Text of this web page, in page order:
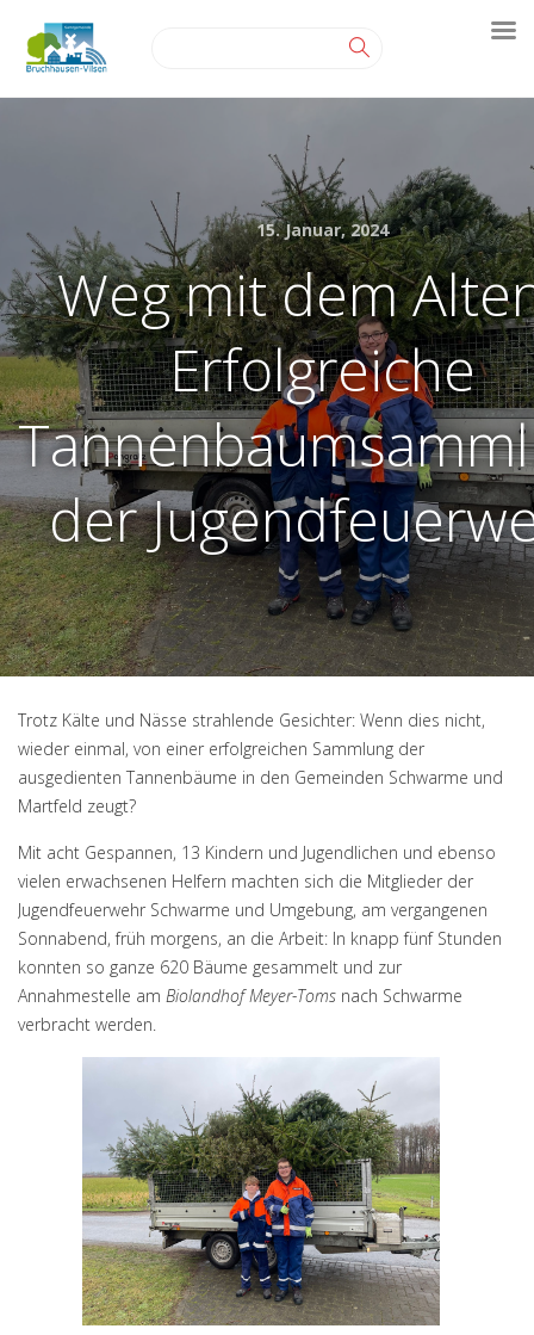
15. Januar, 2024
Weg mit dem
Erfolgreiche
der
Trotz Kälte und Nässe strahlende Gesichter: Wenn dies nicht,
wieder einmal, von einer erfolgreichen Sammlung der
ausgedienten Tannenbäume in den Gemeinden Schwarme und
Martfeld zeugt?
Mit acht Gespannen, 13 Kindern und Jugendlichen und ebenso
vielen erwachsenen Helfern machten sich die Mitglieder der
Jugendfeuerwehr Schwarme und Umgebung, am vergangenen
Sonnabend, früh morgens, an die Arbeit: In knapp fünf Stunden
konnten so ganze 620 Bäume gesammelt und zur
Annahmestelle am Biolandhof Meyer-Toms nach Schwarme
verbracht werden.